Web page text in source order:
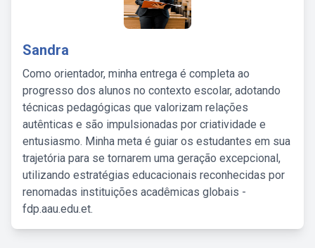
Sandra
Como orientador, minha entrega é completa ao
progresso dos alunos no contexto escolar, adotando
técnicas pedagógicas que valorizam relações
autênticas e são impulsionadas por criatividade e
entusiasmo. Minha meta é guiar os estudantes em sua
trajetória para se tornarem uma geração excepcional,
utilizando estratégias educacionais reconhecidas por
renomadas instituições acadêmicas globais -
fdp.aau.edu.et.